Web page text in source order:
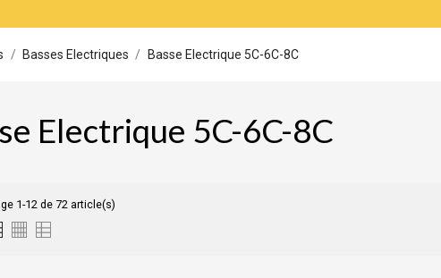
Basses Electriques Basse Electrique 5C-6C-8C
Electrique 5C-6C-8C
1-12 de 72 article(s)